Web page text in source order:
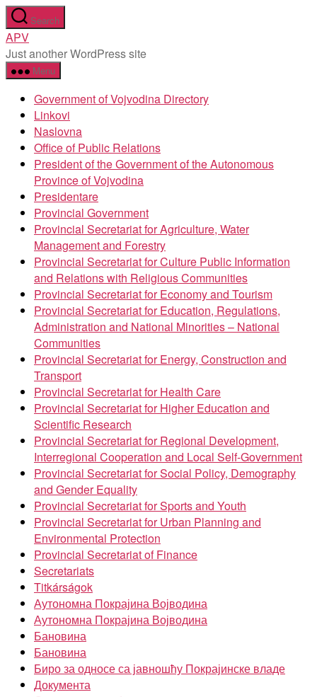
Skip
to
the
content
Search
APV
Just another WordPress site
Menu
Government of Vojvodina Directory
Linkovi
Naslovna
Office of Public Relations
President of the Government of the Autonomous
Province of Vojvodina
Presidentare
Provincial Government
Provincial Secretariat for Agriculture, Water
Management and Forestry
Provincial Secretariat for Culture Public Information
and Relations with Religious Communities
Provincial Secretariat for Economy and Tourism
Provincial Secretariat for Education, Regulations,
Administration and National Minorities – National
Communities
Provincial Secretariat for Energy, Construction and
Transport
Provincial Secretariat for Health Care
Provincial Secretariat for Higher Education and
Scientific Research
Provincial Secretariat for Regional Development,
Interregional Cooperation and Local Self-Government
Provincial Secretariat for Social Policy, Demography
and Gender Equality
Provincial Secretariat for Sports and Youth
Provincial Secretariat for Urban Planning and
Environmental Protection
Provincial Secretariat of Finance
Secretariats
Titkárságok
Аутономна Покрајина Војводина
Аутономна Покрајина Војводина
Бановина
Бановина
Биро за односе са јавношћу Покрајинске владе
Документа